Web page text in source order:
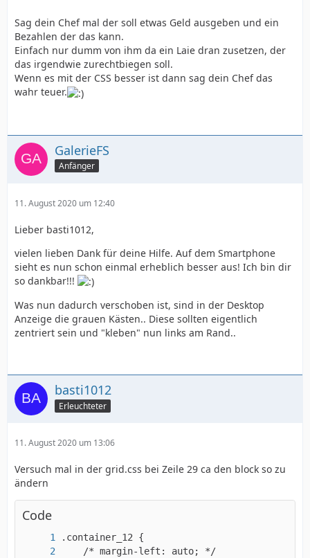
Sag dein Chef mal der soll etwas Geld ausgeben und ein
Bezahlen der das kann.
Einfach nur dumm von ihm da ein Laie dran zusetzen, der
das irgendwie zurechtbiegen soll.
Wenn es mit der CSS besser ist dann sag dein Chef das
wahr teuer.
GalerieFS
Anfänger
11. August 2020 um 12:40
Lieber basti1012,
vielen lieben Dank für deine Hilfe. Auf dem Smartphone
sieht es nun schon einmal erheblich besser aus! Ich bin dir
so dankbar!!!
Was nun dadurch verschoben ist, sind in der Desktop
Anzeige die grauen Kästen.. Diese sollten eigentlich
zentriert sein und "kleben" nun links am Rand..
basti1012
Erleuchteter
11. August 2020 um 13:06
Versuch mal in der grid.css bei Zeile 29 ca den block so zu
ändern
Code